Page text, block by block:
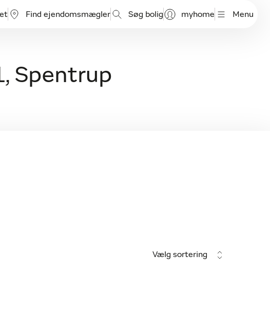
Find ejendomsmægler Søg bolig myhome Menu
Spentrup
Vælg sortering